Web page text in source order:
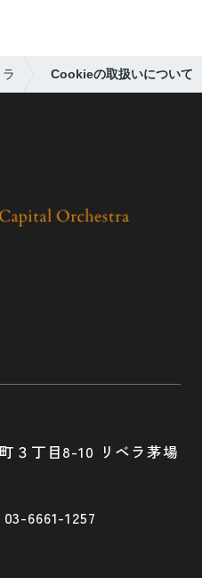
Cookieの取扱いについて
３丁目8-10 リベラ茅場
6661-1257